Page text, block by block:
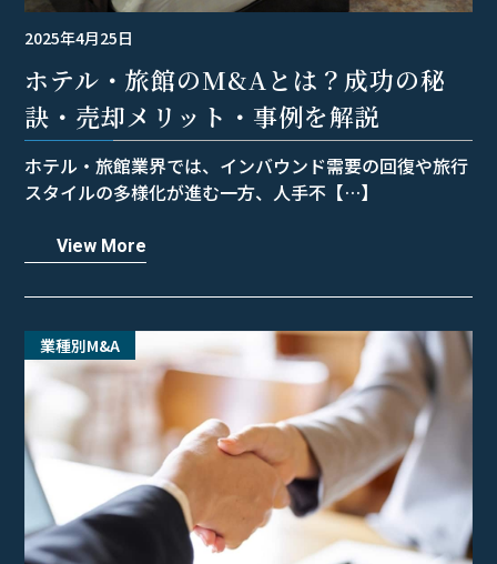
2025年4月25日
ホテル・旅館のM&Aとは？成功の秘
訣・売却メリット・事例を解説
ホテル・旅館業界では、インバウンド需要の回復や旅行
スタイルの多様化が進む一方、人手不【…】
View More
業種別M&A